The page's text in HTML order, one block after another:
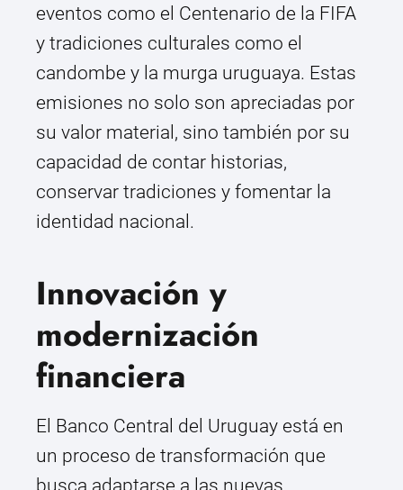
eventos como el Centenario de la FIFA
y tradiciones culturales como el
candombe y la murga uruguaya. Estas
emisiones no solo son apreciadas por
su valor material, sino también por su
capacidad de contar historias,
conservar tradiciones y fomentar la
identidad nacional.
Innovación y
modernización
financiera
El Banco Central del Uruguay está en
un proceso de transformación que
busca adaptarse a las nuevas